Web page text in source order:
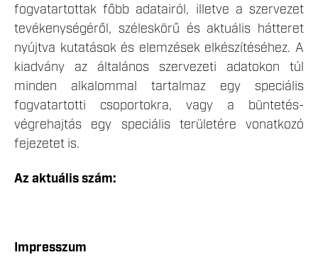
fogvatartottak főbb adatairól, illetve a szervezet
tevékenységéről, széleskörű és aktuális hátteret
nyújtva kutatások és elemzések elkészítéséhez. A
kiadvány az általános szervezeti adatokon túl
minden alkalommal tartalmaz egy speciális
fogvatartotti csoportokra, vagy a büntetés-
végrehajtás egy speciális területére vonatkozó
fejezetet is.
Az aktuális szám:
Impresszum